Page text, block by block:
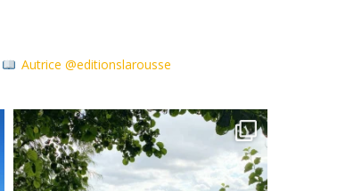
Autrice @editionslarousse